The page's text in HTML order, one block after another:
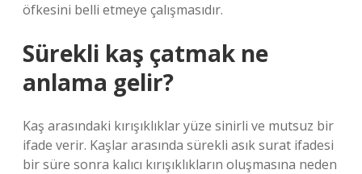
öfkesini belli etmeye çalışmasıdır.
Sürekli kaş çatmak ne
anlama gelir?
Kaş arasındaki kırışıklıklar yüze sinirli ve mutsuz bir
ifade verir. Kaşlar arasında sürekli asık surat ifadesi
bir süre sonra kalıcı kırışıklıkların oluşmasına neden